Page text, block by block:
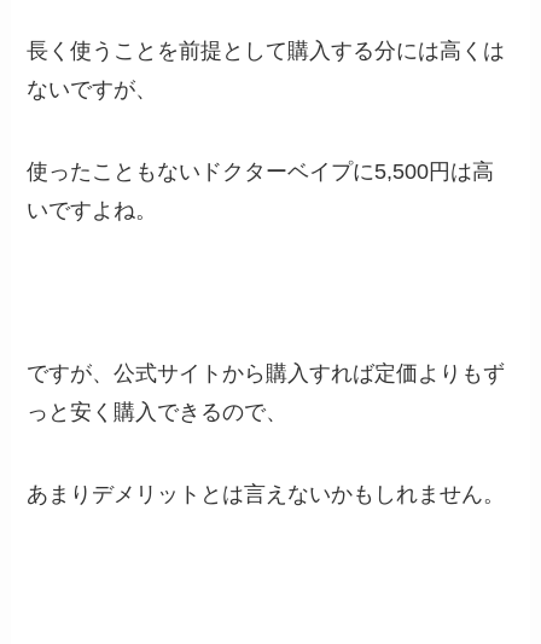
長く使うことを前提として購入する分には高くは
ないですが、
使ったこともないドクターベイプに5,500円は高
いですよね。
ですが、公式サイトから購入すれば定価よりもず
っと安く購入できるので、
あまりデメリットとは言えないかもしれません。